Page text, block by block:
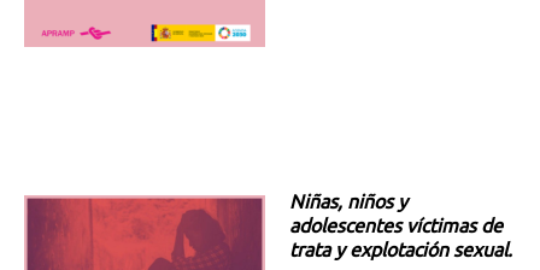
Niñas, niños y
adolescentes víctimas de
trata y explotación sexual.